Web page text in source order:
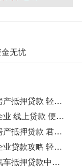
无忧
押贷款 轻松贷 手续简便
上贷款 便捷融资新选择
贷款 君联助力轻松融资
攻略 轻松融资 助力发展
贷款中介 专业助您轻松融资